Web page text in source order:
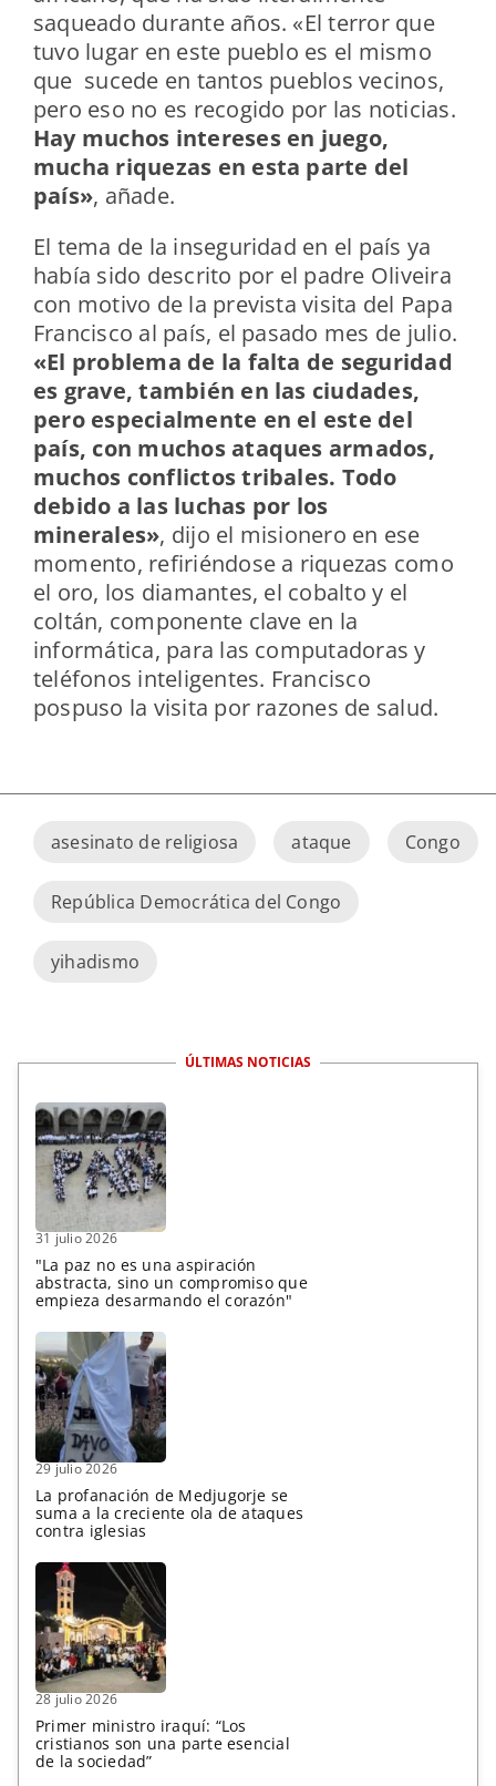
saqueado durante años. «El terror que
tuvo lugar en este pueblo es el mismo
que sucede en tantos pueblos vecinos,
pero eso no es recogido por las noticias.
Hay muchos intereses en juego,
mucha riquezas en esta parte del
país», añade.
El tema de la inseguridad en el país ya
había sido descrito por el padre Oliveira
con motivo de la prevista visita del Papa
Francisco al país, el pasado mes de julio.
«El problema de la falta de seguridad
es grave, también en las ciudades,
pero especialmente en el este del
país, con muchos ataques armados,
muchos conflictos tribales. Todo
debido a las luchas por los
minerales», dijo el misionero en ese
momento, refiriéndose a riquezas como
el oro, los diamantes, el cobalto y el
coltán, componente clave en la
informática, para las computadoras y
teléfonos inteligentes. Francisco
pospuso la visita por razones de salud.
asesinato de religiosa ataque Congo
República Democrática del Congo
yihadismo
ÚLTIMAS NOTICIAS
31 julio 2026
"La paz no es una aspiración
abstracta, sino un compromiso que
empieza desarmando el corazón"
29 julio 2026
La profanación de Medjugorje se
suma a la creciente ola de ataques
contra iglesias
28 julio 2026
Primer ministro iraquí: “Los
cristianos son una parte esencial
de la sociedad”